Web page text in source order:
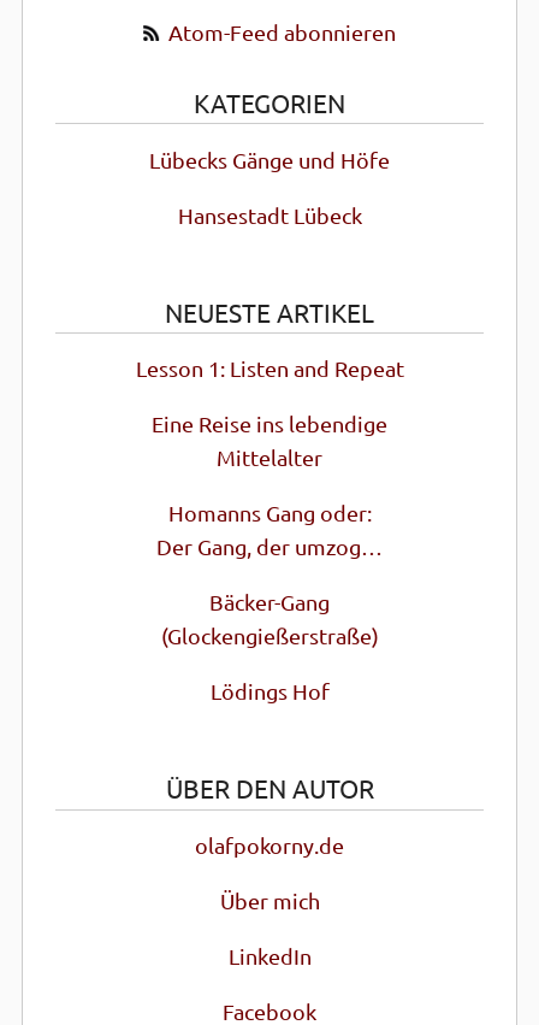
Atom-Feed abonnieren
KATEGORIEN
Lübecks Gänge und Höfe
Hansestadt Lübeck
NEUESTE ARTIKEL
Lesson 1: Listen and Repeat
Eine Reise ins lebendige
Mittel­alter
Homanns Gang oder:
Der Gang, der umzog…
Bäcker-Gang
(Glocken­gießer­straße)
Lödings Hof
ÜBER DEN AUTOR
olafpokorny.de
Über mich
LinkedIn
Facebook